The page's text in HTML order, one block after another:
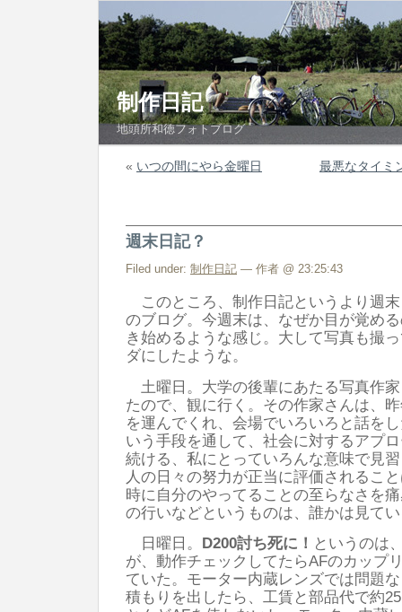
制作日記
地頭所和徳フォトブログ
« いつの間にやら金曜日 最悪なタイミ
週末日記？
Filed under: 制作日記 — 作者 @ 23:25:43
このところ、制作日記というより週
のブログ。今週末は、なぜか目が覚め
き始めるような感じ。大して写真も撮
ダにしたような。
土曜日。大学の後輩にあたる写真作
たので、観に行く。その作家さんは、
を運んでくれ、会場でいろいろと話を
いう手段を通して、社会に対するアプ
続ける、私にとっていろんな意味で見
人の日々の努力が正当に評価されるこ
時に自分のやってることの至らなさを
の行いなどというものは、誰かは見て
日曜日。 D200討ち死に！ というのは
が、動作チェックしてたらAFのカップ
ていた。モーター内蔵レンズでは問題
積もりを出したら、工賃と部品代で約